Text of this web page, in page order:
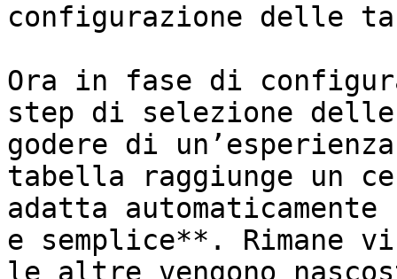
configurazione delle
Ora in fase di
step di selezione
godere di
tabella raggiunge un
adatta
e semplice**. Rimane
le altre vengono